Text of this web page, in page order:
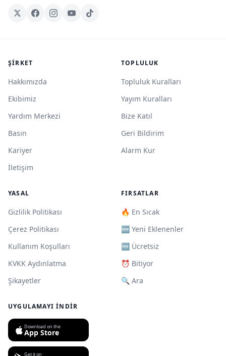
ŞIRKET
Hakkımızda
Ekibimiz
Yardım Merkezi
Basın
Kariyer
İletişim
TOPLULUK
Topluluk Kuralları
Yayım Kuralları
Bize Katıl
Geri Bildirim
Alarm Kur
YASAL
Gizlilik Politikası
Çerez Politikası
Kullanım Koşulları
KVKK Aydınlatma
Şikayetler
FIRSATLAR
🔥 En Sıcak
🆕 Yeni Eklenenler
🆓 Ücretsiz
⏰ Bitiyor
🔍 Ara
UYGULAMAYI İNDIR
Download on the
App Store
Get it on